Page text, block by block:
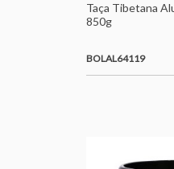
Taça Tibetana
850g
BOLAL64119